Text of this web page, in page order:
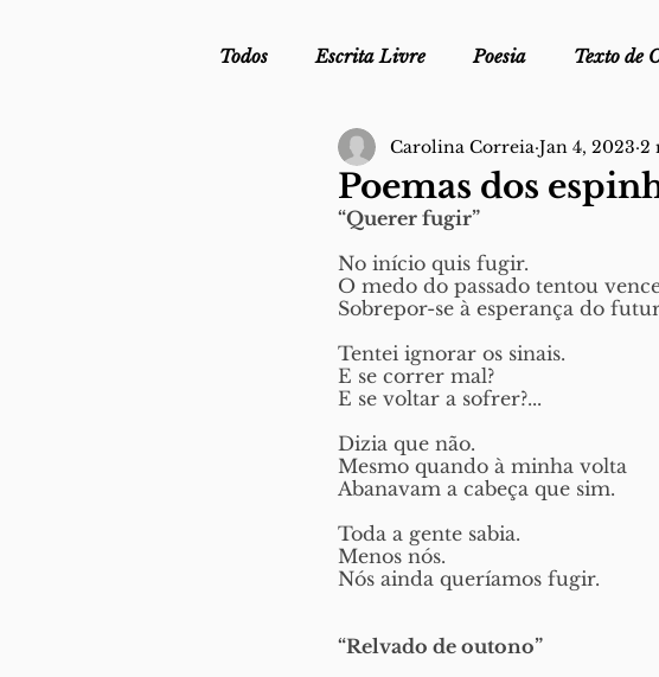
Todos Escrita Livre Poesia Texto de
Mergulho Profilático - Podcast Ofélia -
Sob Segredo de Justiça
Poemas dos
Carolina Correia Jan 4, 2023 2
“Querer fugir”
No início quis fugir.
O medo do passado tentou
Sobrepor-se à esperança do
Tentei ignorar os sinais.
E se correr mal?
E se voltar a sofrer?...
Dizia que não.
Mesmo quando à minha volta
Abanavam a cabeça que sim.
Toda a gente sabia.
Menos nós.
Nós ainda queríamos fugir.
“Relvado de outono”